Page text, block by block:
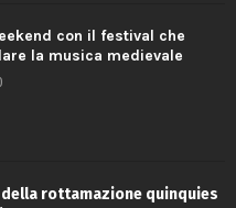
con il festival che
la musica medievale
rottamazione quinquies